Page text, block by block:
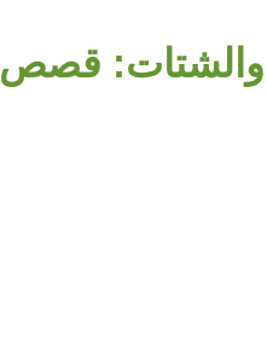
والشتات: قصص